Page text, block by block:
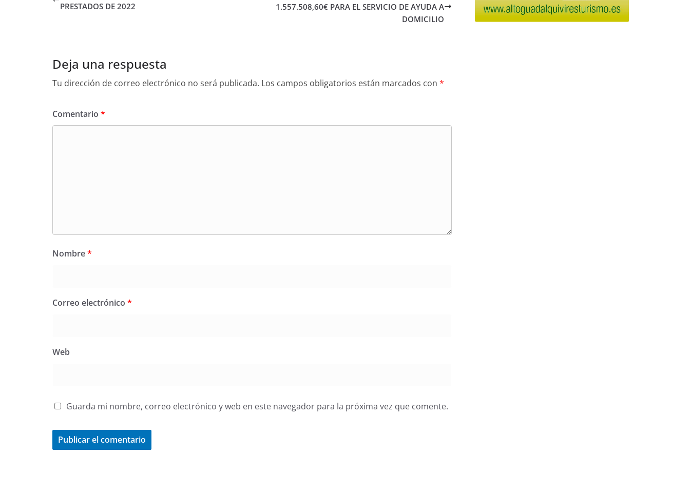
PRESTADOS DE 2022
1.557.508,60€ PARA EL SERVICIO DE AYUDA A
DOMICILIO
Deja una respuesta
Tu dirección de correo electrónico no será publicada. Los campos obligatorios están marcados con *
Comentario *
Nombre*
Correo electrónico *
Web
Guarda mi nombre, correo electrónico y web en este navegador para la próxima vez que comente.